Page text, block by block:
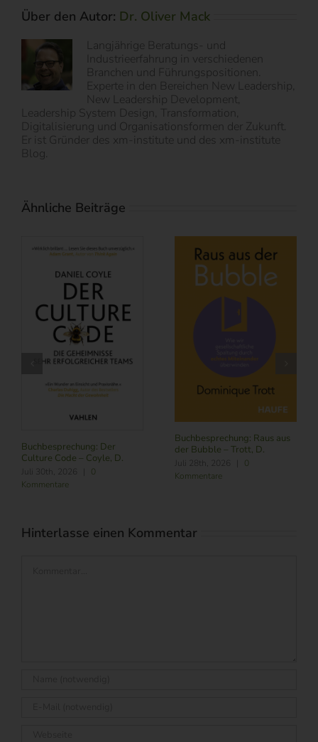
Über den Autor: Dr. Oliver Mack
Langjährige Beratungs- und
Industrieerfahrung in verschiedenen
Branchen und Führungspositionen.
Experte in den Bereichen New Leadership,
New Leadership Development,
Leadership System Design, Transformation,
Digitalisierung und Organisationsformen der Zukunft.
Er ist Gründer des xm-institute und des xm-institute
Blog.
Ähnliche Beiträge
Buchbesprechung: Subscribe
Juli 24th, 2026 |
Kommentare
Buchbesprechung: Führung
im Zeitalter von KI – Butler,
R./ Nitschmann, J./ Becking,
M.
August 6th, 2026
Hinterlasse einen Kommentar